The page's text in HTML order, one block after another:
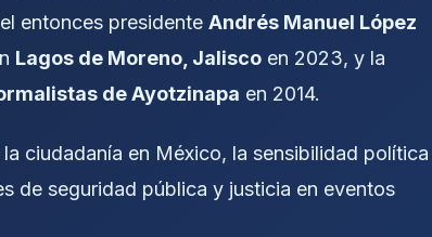
entonces presidente Andrés Manuel López
Lagos de Moreno, Jalisco en 2023, y la
de Ayotzinapa en 2014.
ciudadanía en México, la sensibilidad política
de seguridad pública y justicia en eventos